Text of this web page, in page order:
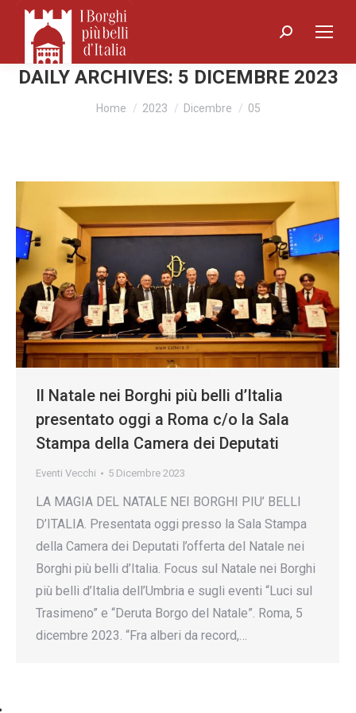
Search:
DAILY ARCHIVES: 5 DICEMBRE 2023
You are here:
Home 2023 Dicembre 05
Il Natale nei Borghi più belli d’Italia
presentato oggi a Roma c/o la Sala
Stampa della Camera dei Deputati
Eventi Vecchi 5 Dicembre 2023
LA MAGIA DEL NATALE NEI BORGHI PIU’ BELLI
D’ITALIA. Presentata oggi presso la Sala Stampa
della Camera dei Deputati l’offerta del Natale nei
Borghi più belli d’Italia. Focus sul Natale nei Borghi
più belli d’Italia dell’Umbria e sugli eventi “Luci sul
Trasimeno” e “Deruta Borgo del Natale”. Roma, 5
dicembre 2023. “Fra alberi da record,…